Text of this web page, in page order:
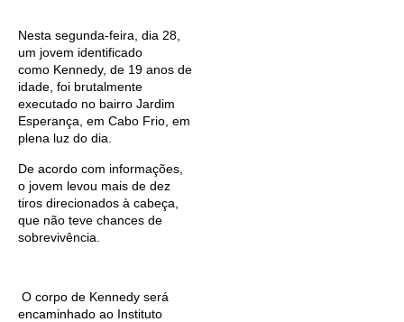
Nesta segunda-feira, dia 28,
um jovem identificado
como Kennedy, de 19 anos de
idade, foi brutalmente
executado no bairro Jardim
Esperança, em Cabo Frio, em
plena luz do dia.
De acordo com informações,
o jovem levou mais de dez
tiros direcionados à cabeça,
que não teve chances de
sobrevivência.
O corpo de Kennedy será
encaminhado ao Instituto